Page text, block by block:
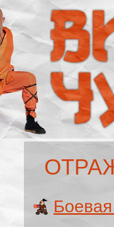
Боевая